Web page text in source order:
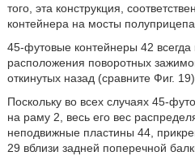
того, эта конструкция,
контейнера на мосты полуприцепа.
45-футовые контейнеры 42 всегда
расположения поворотных
откинутых назад (сравните Фиг. 19).
Поскольку во всех случаях 45-
на раму 2, весь его вес
неподвижные пластины 44,
29 вблизи задней поперечной